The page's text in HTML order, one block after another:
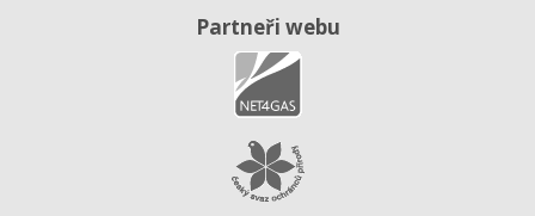
Partneři webu